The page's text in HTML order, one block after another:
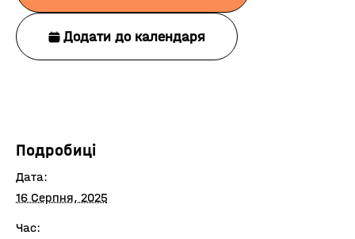
Додати до календаря
Подробиці
Дата:
16 Серпня, 2025
Час: